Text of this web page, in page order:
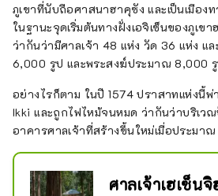
ภูเขาที่นับถือศาสนาฮาคุซัง และเป็นเมือง
ในฐานะจุดเริ่มต้นทางฝั่งเอจิเซ็นของภูเข
ว่ากันว่ามีศาลเจ้า 48 แห่ง วัด 36 แห่ง แ
6,000 รูป และพระสงฆ์ประมาณ 8,000
อย่างไรก็ตาม ในปี 1574 ปราสาทแห่งนี้
Ikki และถูกไฟไหม้จนหมด ว่ากันว่าบริเว
อาคารศาลเจ้าที่สร้างขึ้นใหม่เมื่อประมา
ศาลเจ้าเฮเซ็น